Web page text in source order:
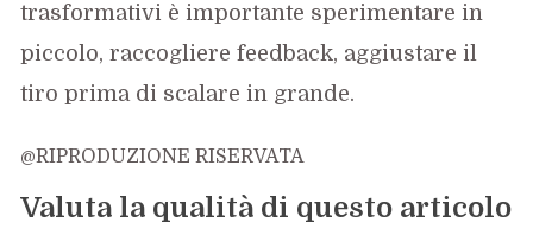
trasformativi è importante sperimentare in
piccolo, raccogliere feedback, aggiustare il
tiro prima di scalare in grande.
@RIPRODUZIONE RISERVATA
Valuta la qualità di questo articolo